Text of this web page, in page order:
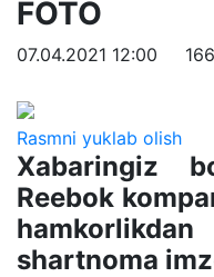
FOTO
07.04.2021 12:00
Rasmni yuklab olish
Xabaringiz
Reebok
shartnoma